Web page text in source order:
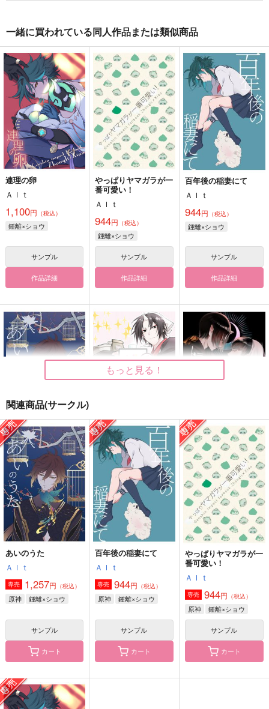
一緒に買われている同人作品または類似商品
連理の卵
Ａｌｔ
1,100円 （税込）
鍾離×ショウ
サンプル
作品詳細
やっぱりヤマガラが一
番可愛い！
Ａｌｔ
944円 （税込）
鍾離×ショウ
サンプル
作品詳細
百年後の稲妻にて
Ａｌｔ
944円 （税込）
鍾離×ショウ
サンプル
作品詳細
あいのうた
Ａｌｔ
1,257円 （税込）
鍾離×ショウ
サンプル
作品詳細
鬼が押しかけ看病しに
きた件。
ばびろん。
787円（税込）
白澤×鬼灯
サンプル
作品詳細
ドライ・ワルツ・キス
はつはるにて。
629円（税込）
鬼灯×白澤
サンプル
作品詳細
はむたく？
もっと見る！
関連商品(サークル)
あいのうた
Ａｌｔ
専売 1,257円 （税込）
原神 鍾離×ショウ
サンプル
カート
百年後の稲妻にて
Ａｌｔ
専売 944円 （税込）
原神 鍾離×ショウ
サンプル
カート
やっぱりヤマガラが一
番可愛い！
Ａｌｔ
専売 944円 （税込）
原神 鍾離×ショウ
サンプル
カート